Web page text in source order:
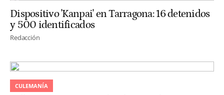
Dispositivo 'Kanpai' en Tarragona: 16 detenidos
y 500 identificados
Redacción
CULEMANÍA